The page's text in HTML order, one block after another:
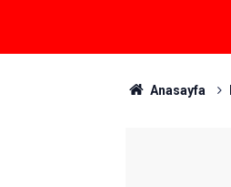
Anasayfa